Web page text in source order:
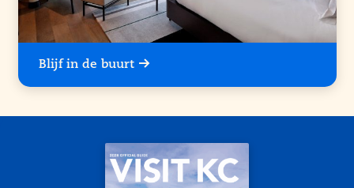
Blijf in de buurt